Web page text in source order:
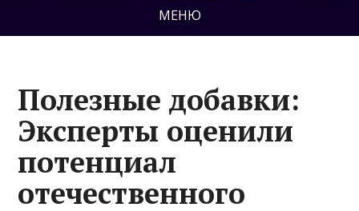
МЕНЮ
Полезные добавки:
Эксперты оценили
потенциал
отечественного